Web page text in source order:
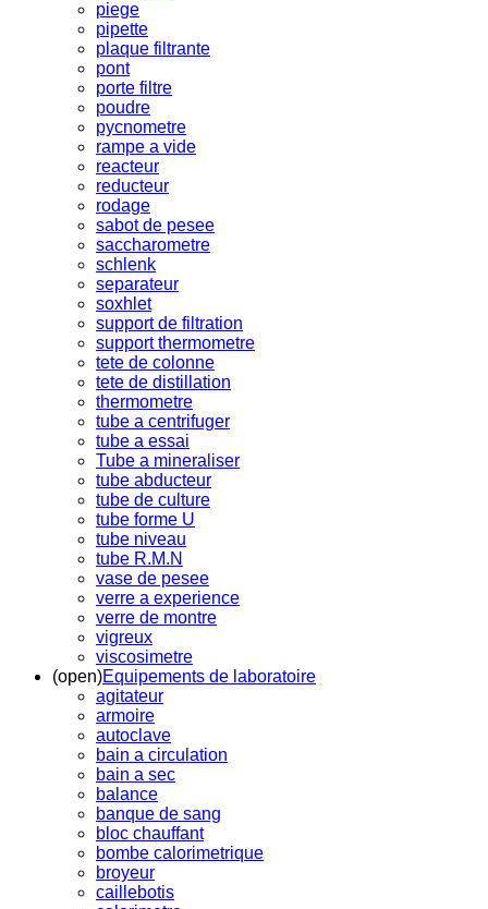
piege
pipette
plaque filtrante
pont
porte filtre
poudre
pycnometre
rampe a vide
reacteur
reducteur
rodage
sabot de pesee
saccharometre
schlenk
separateur
soxhlet
support de filtration
support thermometre
tete de colonne
tete de distillation
thermometre
tube a centrifuger
tube a essai
Tube a mineraliser
tube abducteur
tube de culture
tube forme U
tube niveau
tube R.M.N
vase de pesee
verre a experience
verre de montre
vigreux
viscosimetre
(open)Equipements de laboratoire
agitateur
armoire
autoclave
bain a circulation
bain a sec
balance
banque de sang
bloc chauffant
bombe calorimetrique
broyeur
caillebotis